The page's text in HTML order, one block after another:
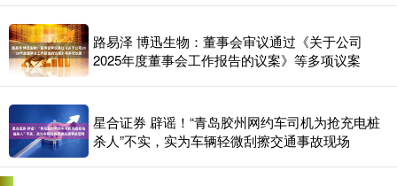
路易泽 博迅生物：董事会审议通过《关于公司
2025年度董事会工作报告的议案》等多项议案
星合证券 辟谣！“青岛胶州网约车司机为抢充电桩
杀人”不实，实为车辆轻微刮擦交通事故现场